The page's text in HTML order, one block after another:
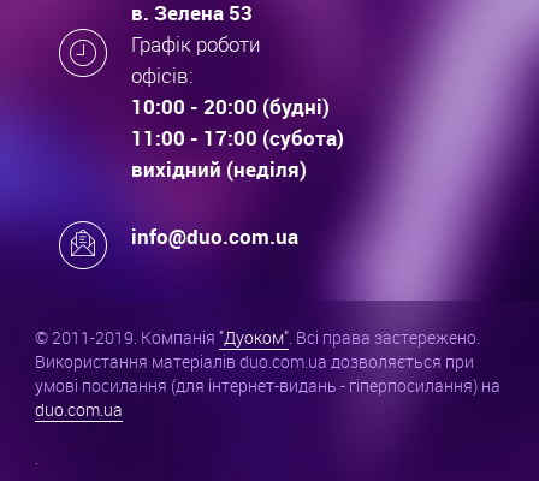
в. Зелена 53
Графік роботи
офісів:
10:00 - 20:00 (будні)
11:00 - 17:00 (субота)
вихідний (неділя)
info@duo.com.ua
© 2011-2019. Компанія "Дуоком". Всі права застережено.
Використання матеріалів duo.com.ua дозволяється при
умові посилання (для інтернет-видань - гіперпосилання) на
duo.com.ua
.